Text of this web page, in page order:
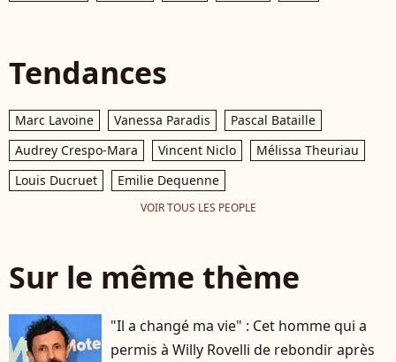
Tendances
Marc Lavoine Vanessa Paradis
Pascal Bataille
Audrey Crespo-Mara
Vincent Niclo
Mélissa Theuriau
Louis Ducruet
Emilie Dequenne
VOIR TOUS LES PEOPLE
Sur le même thème
"Il a changé ma vie" : Cet homme qui a
permis à Willy Rovelli de rebondir après